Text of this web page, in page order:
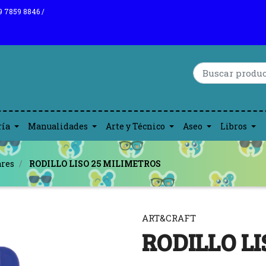
7859 8846 /
Manualidades Arte y Técnico Aseo Libros
RODILLO LISO 25 MILIMETROS
ART&CRAFT
RODILLO